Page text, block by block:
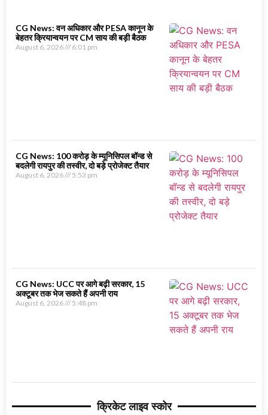
CG News: वन अधिकार और PESA कानून के
बेहतर क्रियान्वयन पर CM साय की बड़ी बैठक
August 6, 2026 6:01 pm
CG News: 100 करोड़ के म्यूनिसिपल बॉन्ड से
बदलेगी रायपुर की तस्वीर, दो बड़े प्रोजेक्ट तैयार
August 6, 2026 5:53 pm
CG News: UCC पर आगे बढ़ी सरकार, 15
अक्टूबर तक भेज सकते हैं अपनी राय
August 6, 2026 5:48 pm
क्रिकेट लाइव स्कोर